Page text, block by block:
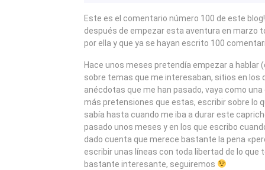
2008
Este es el comentario número 100 de este
después de empezar esta aventura en marzo
por ella y que ya se hayan escrito 100
Hace unos meses pretendía empezar a hablar
sobre temas que me interesaban, sitios en los
anécdotas que me han pasado, vaya como
más pretensiones que estas, escribir sobre lo
sabía hasta cuando me iba a durar este
pasado unos meses y en los que escribo
dado cuenta que merece bastante la pena
escribir unas líneas con toda libertad de lo que
bastante interesante, seguiremos